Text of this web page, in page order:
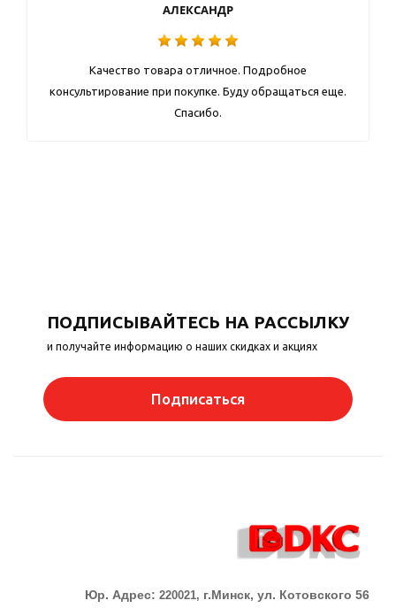
АЛЕКСАНДР
Качество товара отличное. Подробное
консультирование при покупке. Буду обращаться еще.
Спасибо.
ПОДПИСЫВАЙТЕСЬ НА РАССЫЛКУ
и получайте информацию о наших скидках и акциях
Подписаться
Юр. Адрес: 220021, г.Минск, ул. Котовского 56